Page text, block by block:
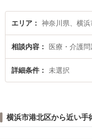
エリア 神奈川県、横浜
相談内容 医療・介護
詳細条件 未選択
横浜市港北区から近い手